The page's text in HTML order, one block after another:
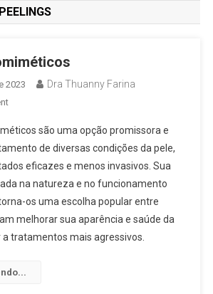
2023 Dra Thuanny Farina
são uma opção promissora e
de diversas condições da pele,
eficazes e menos invasivos. Sua
na natureza e no funcionamento
os uma escolha popular entre
melhorar sua aparência e saúde da
tratamentos mais agressivos.